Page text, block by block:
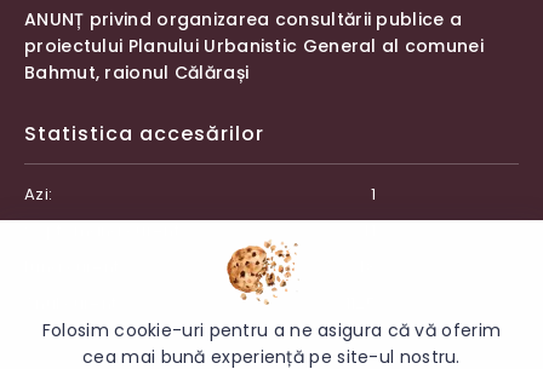
ANUNȚ privind organizarea consultării publice a
proiectului Planului Urbanistic General al comunei
Bahmut, raionul Călărași
Statistica accesărilor
Azi:
1
Folosim cookie-uri pentru a ne asigura că vă oferim
cea mai bună experiență pe site-ul nostru.